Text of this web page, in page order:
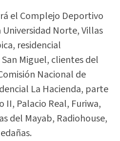
el Complejo Deportivo
Norte, Villas
residencial
Miguel, clientes del
Nacional de
La Hacienda, parte
II, Palacio Real, Furiwa,
del Mayab, Radiohouse,